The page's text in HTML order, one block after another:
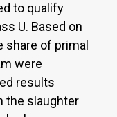
to qualify
U. Based on
of primal
were
results
the slaughter